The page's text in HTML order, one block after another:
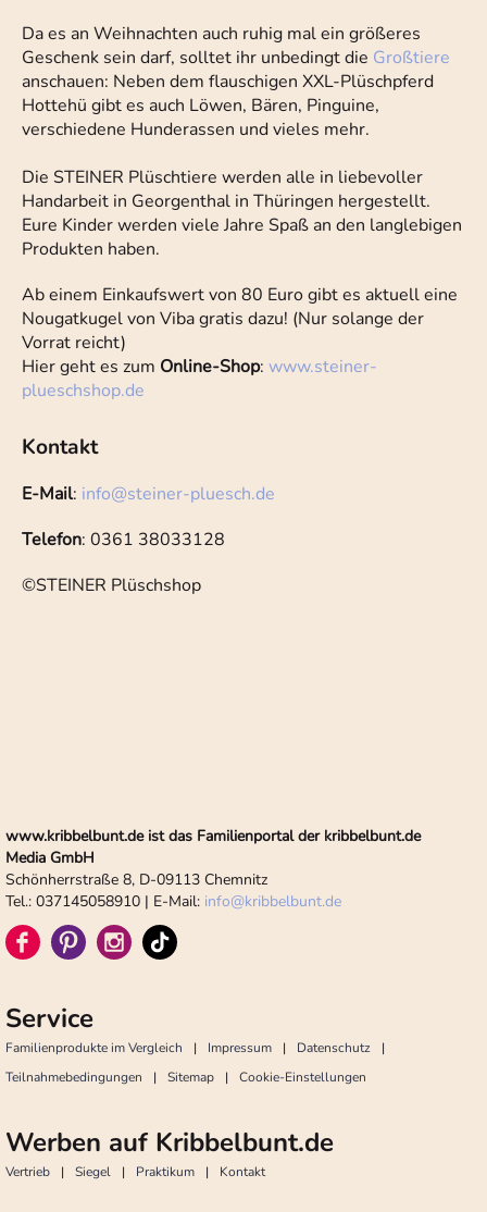
Da es an Weihnachten auch ruhig mal ein größeres
Geschenk sein darf, solltet ihr unbedingt die Großtiere
anschauen: Neben dem flauschigen XXL-Plüschpferd
Hottehü gibt es auch Löwen, Bären, Pinguine,
verschiedene Hunderassen und vieles mehr.
Die STEINER Plüschtiere werden alle in liebevoller
Handarbeit in Georgenthal in Thüringen hergestellt.
Eure Kinder werden viele Jahre Spaß an den langlebigen
Produkten haben.
Ab einem Einkaufswert von 80 Euro gibt es aktuell eine
Nougatkugel von Viba gratis dazu! (Nur solange der
Vorrat reicht)
Hier geht es zum Online-Shop: www.steiner-
plueschshop.de
Kontakt
E-Mail: info@steiner-pluesch.de
Telefon: 0361 38033128
©STEINER Plüschshop
www.kribbelbunt.de ist das Familienportal der kribbelbunt.de
Media GmbH
Schönherrstraße 8, D-09113 Chemnitz
Tel.: 037145058910 | E-Mail: info@kribbelbunt.de
Service
Familienprodukte im Vergleich Impressum
Datenschutz
Teilnahmebedingungen
Sitemap Cookie-Einstellungen
Werben auf Kribbelbunt.de
Vertrieb Siegel Praktikum Kontakt